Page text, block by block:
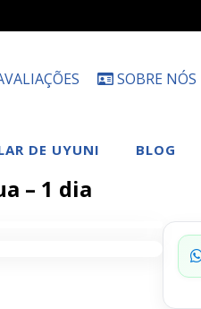
SOBRE NÓS
DE UYUNI BLOG
– 1 dia